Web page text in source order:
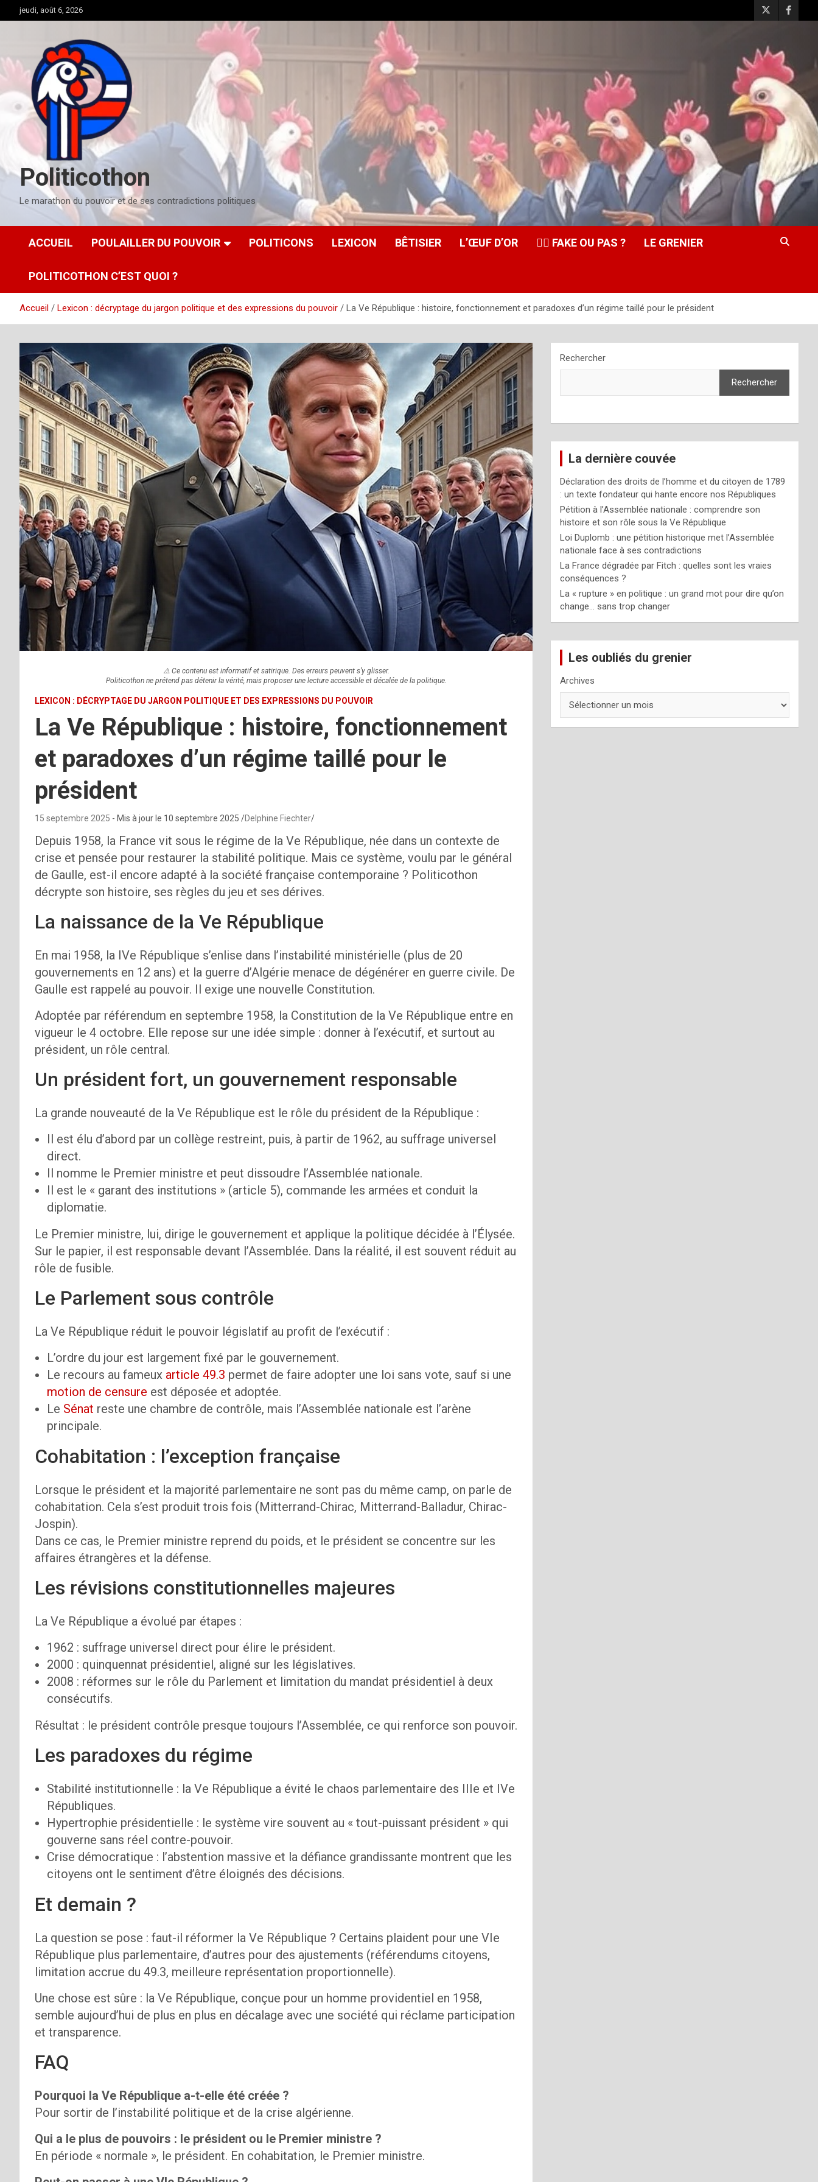
au
jeudi, août 6, 2026
Politicothon
Le marathon du pouvoir et de ses contradictions politiques
ACCUEIL POULAILLER DU POUVOIR POLITICONS LEXICON BÊTISIER L’ŒUF D’OR 🕵️‍♂️ FAKE OU PAS ? LE GRENIER
POLITICOTHON C’EST QUOI ?
Accueil Lexicon : décryptage du jargon politique et des expressions du pouvoir La Ve République : histoire, fonctionnement et paradoxes d’un régime taillé pour le président
⚠️ Ce contenu est informatif et satirique. Des erreurs peuvent s’y glisser.
Politicothon ne prétend pas détenir la vérité, mais proposer une lecture accessible et décalée de la politique.
LEXICON : DÉCRYPTAGE DU JARGON POLITIQUE ET DES EXPRESSIONS DU POUVOIR
La Ve République : histoire, fonctionnement
et paradoxes d’un régime taillé pour le
président
15 septembre 2025 - Mis à jour le 10 septembre 2025 Delphine Fiechter
Depuis 1958, la France vit sous le régime de la Ve République, née dans un contexte de
crise et pensée pour restaurer la stabilité politique. Mais ce système, voulu par le général
de Gaulle, est-il encore adapté à la société française contemporaine ? Politicothon
décrypte son histoire, ses règles du jeu et ses dérives.
La naissance de la Ve République
En mai 1958, la IVe République s’enlise dans l’instabilité ministérielle (plus de 20
gouvernements en 12 ans) et la guerre d’Algérie menace de dégénérer en guerre civile. De
Gaulle est rappelé au pouvoir. Il exige une nouvelle Constitution.
Adoptée par référendum en septembre 1958, la Constitution de la Ve République entre en
vigueur le 4 octobre. Elle repose sur une idée simple : donner à l’exécutif, et surtout au
président, un rôle central.
Un président fort, un gouvernement responsable
La grande nouveauté de la Ve République est le rôle du président de la République :
Il est élu d’abord par un collège restreint, puis, à partir de 1962, au suffrage universel
direct.
Il nomme le Premier ministre et peut dissoudre l’Assemblée nationale.
Il est le « garant des institutions » (article 5), commande les armées et conduit la
diplomatie.
Le Premier ministre, lui, dirige le gouvernement et applique la politique décidée à l’Élysée.
Sur le papier, il est responsable devant l’Assemblée. Dans la réalité, il est souvent réduit au
rôle de fusible.
Le Parlement sous contrôle
La Ve République réduit le pouvoir législatif au profit de l’exécutif :
L’ordre du jour est largement fixé par le gouvernement.
Le recours au fameux article 49.3 permet de faire adopter une loi sans vote, sauf si une
motion de censure est déposée et adoptée.
Le Sénat reste une chambre de contrôle, mais l’Assemblée nationale est l’arène
principale.
Cohabitation : l’exception française
Lorsque le président et la majorité parlementaire ne sont pas du même camp, on parle de
cohabitation. Cela s’est produit trois fois (Mitterrand-Chirac, Mitterrand-Balladur, Chirac-
Jospin).
Dans ce cas, le Premier ministre reprend du poids, et le président se concentre sur les
affaires étrangères et la défense.
Les révisions constitutionnelles majeures
La Ve République a évolué par étapes :
1962 : suffrage universel direct pour élire le président.
2000 : quinquennat présidentiel, aligné sur les législatives.
2008 : réformes sur le rôle du Parlement et limitation du mandat présidentiel à deux
consécutifs.
Résultat : le président contrôle presque toujours l’Assemblée, ce qui renforce son pouvoir.
Les paradoxes du régime
Stabilité institutionnelle : la Ve République a évité le chaos parlementaire des IIIe et IVe
Républiques.
Hypertrophie présidentielle : le système vire souvent au « tout-puissant président » qui
gouverne sans réel contre-pouvoir.
Crise démocratique : l’abstention massive et la défiance grandissante montrent que les
citoyens ont le sentiment d’être éloignés des décisions.
Et demain ?
La question se pose : faut-il réformer la Ve République ? Certains plaident pour une VIe
République plus parlementaire, d’autres pour des ajustements (référendums citoyens,
limitation accrue du 49.3, meilleure représentation proportionnelle).
Une chose est sûre : la Ve République, conçue pour un homme providentiel en 1958,
semble aujourd’hui de plus en plus en décalage avec une société qui réclame participation
et transparence.
FAQ
Pourquoi la Ve République a-t-elle été créée ?
Pour sortir de l’instabilité politique et de la crise algérienne.
Qui a le plus de pouvoirs : le président ou le Premier ministre ?
En période « normale », le président. En cohabitation, le Premier ministre.
Rechercher
Rechercher
La dernière couvée
Déclaration des droits de l’homme et du citoyen de 1789
: un texte fondateur qui hante encore nos Républiques
Pétition à l’Assemblée nationale : comprendre son
histoire et son rôle sous la Ve République
Loi Duplomb : une pétition historique met l’Assemblée
nationale face à ses contradictions
La France dégradée par Fitch : quelles sont les vraies
conséquences ?
La « rupture » en politique : un grand mot pour dire qu’on
change… sans trop changer
Les oubliés du grenier
Archives